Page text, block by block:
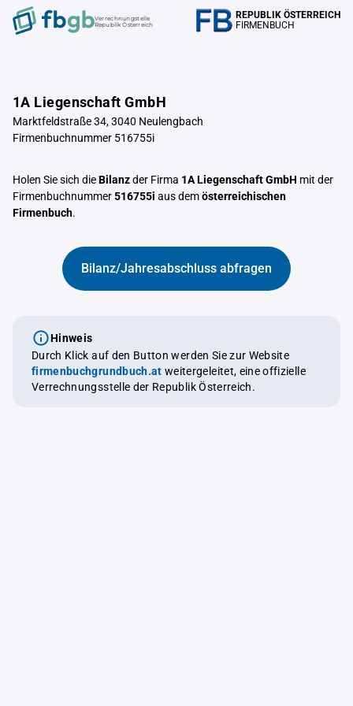
Verrechnungstelle
Republik Österreich
REPUBLIK ÖSTERREICH
FIRMENBUCH
1A Liegenschaft GmbH
Marktfeldstraße 34, 3040 Neulengbach
Firmenbuchnummer 516755i
Holen Sie sich dieBilanzder Firma 1A Liegenschaft GmbH mit der
Firmenbuchnummer516755i aus demösterreichischen
Firmenbuch.
Bilanz/Jahresabschluss abfragen
Hinweis
Durch Klick auf den Button werden Sie zur Website
firmenbuchgrundbuch.at weitergeleitet, eine offizielle
Verrechnungsstelle der Republik Österreich.